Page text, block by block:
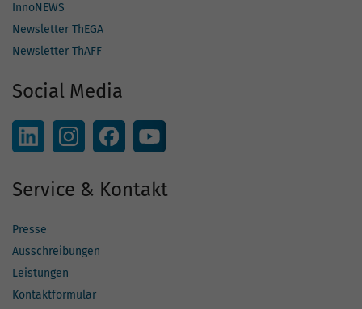
InnoNEWS
Newsletter ThEGA
Newsletter ThAFF
Social Media
Service & Kontakt
Presse
Ausschreibungen
Leistungen
Kontaktformular